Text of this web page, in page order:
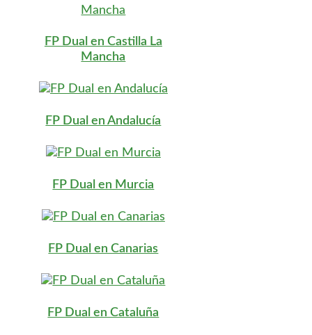
FP Dual en Castilla La
Mancha
FP Dual en Andalucía
FP Dual en Murcia
FP Dual en Canarias
FP Dual en Cataluña